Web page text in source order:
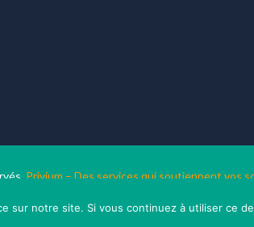
Privium – Des services qui soutiennent vos
sur notre site. Si vous continuez à utiliser ce